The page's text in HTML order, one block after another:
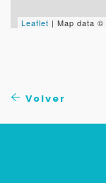
Leaflet | Map data ©
Volver